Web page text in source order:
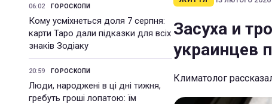
06:02 ГОРОСКОПИ
Кому усміхнеться доля 7 серпня:
карти Таро дали підказки для всіх
знаків Зодіаку
20:59 ГОРОСКОПИ
Люди, народжені в ці дні тижня,
гребуть гроші лопатою: їм
Засуха и
украинцев
Климатолог